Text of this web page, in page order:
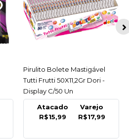
ACESSAR
Pirulito Bolete Mastigável
Tutti Frutti 50X11,2Gr Dori -
Display C/50 Un
Atacado
R$15,99
Varejo
R$17,99